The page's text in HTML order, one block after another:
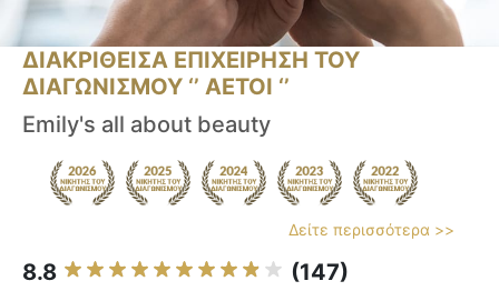
ΔΙΑΚΡΙΘΕΙΣΑ ΕΠΙΧΕΙΡΗΣΗ ΤΟΥ
ΔΙΑΓΩΝΙΣΜΟΥ ‘’ ΑΕΤΟΙ ‘’
Emily's all about beauty
Δείτε περισσότερα >>
8.8 (147)